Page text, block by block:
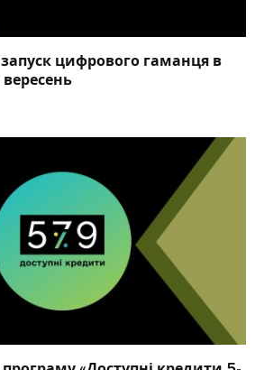
цифрового гаманця в